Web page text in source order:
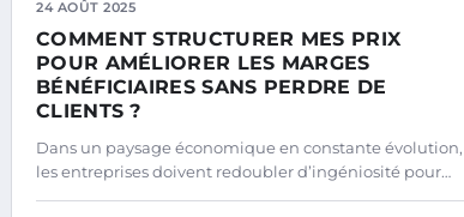
24 AOÛT 2025
COMMENT STRUCTURER MES PRIX
POUR AMÉLIORER LES MARGES
BÉNÉFICIAIRES SANS PERDRE DE
CLIENTS ?
Dans un paysage économique en constante évolution,
les entreprises doivent redoubler d’ingéniosité pour…